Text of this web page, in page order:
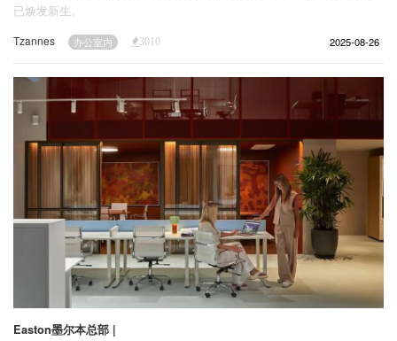
已焕发新生。
Tzannes 办公室内 3010 2025-08-26
Easton墨尔本总部 |